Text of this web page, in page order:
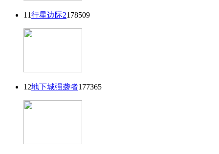
11行星边际2178509
12地下城强袭者177365